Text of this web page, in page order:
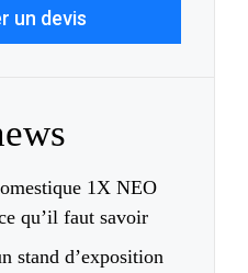
un devis
1X NEO
qu’il faut savoir
stand d’exposition